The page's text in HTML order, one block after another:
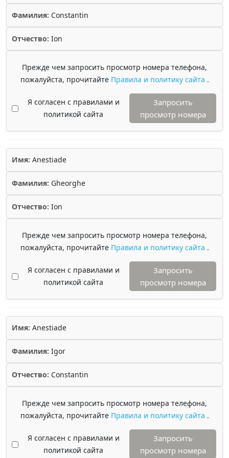
Фамилия: Constantin
Отчество: Ion
Прежде чем запросить просмотр номера телефона,
пожалуйста, прочитайте Правила и политику сайта .
Я согласен с правилами и
политикой сайта
Запросить
просмотр номера
Имя: Anestiade
Фамилия: Gheorghe
Отчество: Ion
Прежде чем запросить просмотр номера телефона,
пожалуйста, прочитайте Правила и политику сайта .
Я согласен с правилами и
политикой сайта
Запросить
просмотр номера
Имя: Anestiade
Фамилия: Igor
Отчество: Constantin
Прежде чем запросить просмотр номера телефона,
пожалуйста, прочитайте Правила и политику сайта .
Я согласен с правилами и
политикой сайта
Запросить
просмотр номера